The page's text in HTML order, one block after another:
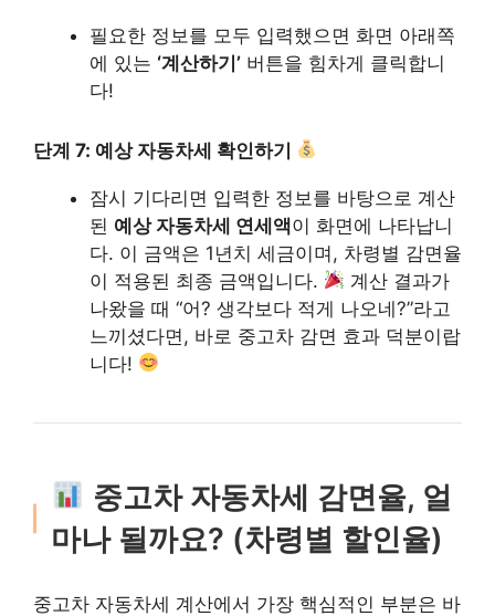
필요한 정보를 모두 입력했으면 화면 아래쪽
에 있는 ‘계산하기’ 버튼을 힘차게 클릭합니
다!
단계 7: 예상 자동차세 확인하기
잠시 기다리면 입력한 정보를 바탕으로 계산
된 예상 자동차세 연세액이 화면에 나타납니
다. 이 금액은 1년치 세금이며, 차령별 감면율
이 적용된 최종 금액입니다.
계산 결과가
나왔을 때 “어? 생각보다 적게 나오네?”라고
느끼셨다면, 바로 중고차 감면 효과 덕분이랍
니다!
중고차 자동차세 감면율, 얼
마나 될까요? (차령별 할인율)
중고차 자동차세 계산에서 가장 핵심적인 부분은 바